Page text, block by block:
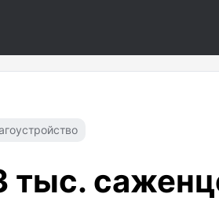
тыс.